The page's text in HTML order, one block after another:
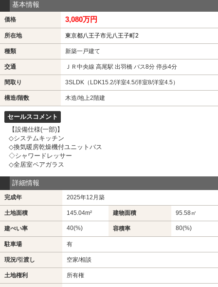
基本情報
価格 3,080万円
所在地 東京都八王子市元八王子町2
種類 新築一戸建て
交通 ＪＲ中央線 高尾駅 出羽橋 バス8分 停歩4分
間取り 3SLDK（LDK15.2/洋室4.5/洋室8/洋室4.5）
構造/階数 木造/地上2階建
セールスコメント
【設備仕様(一部)】
◇システムキッチン
◇換気暖房乾燥機付ユニットバス
◇シャワードレッサー
◇全居室ペアガラス
詳細情報
完成年 2025年12月築
土地面積 145.04m² 建物面積 95.58㎡
建ぺい率 40(%) 容積率 80(%)
駐車場 有
現況/引渡し 空家/相談
土地権利 所有権